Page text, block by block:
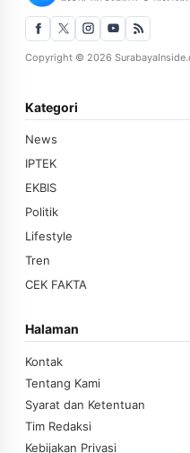
Copyright © 2026
Kategori
News
IPTEK
EKBIS
Politik
Lifestyle
Tren
CEK FAKTA
Halaman
Kontak
Tentang Kami
Syarat dan Ketentuan
Tim Redaksi
Kebijakan Privasi